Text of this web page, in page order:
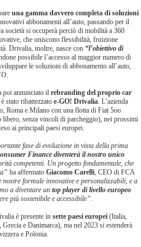
una gamma davvero completa di soluzioni
abbonamenti all’auto, passando per il
società si occuperà perciò di mobilità a 360
che uniscono flessibilità, fruizione
Drivalia, inoltre, nasce con “l’obiettivo di
possibile l’accesso al maggior numero di
le soluzioni di abbonamento all’auto,
annunciato il rebranding del proprio car
stato ribattezzato e-GO! Drivalia. L’azienda
Roma e Milano con una flotta di Fiat 5oo
senza vincoli di parcheggio), nei prossimi
ai principali paesi europei.
fase di evoluzione in vista della prima
Finance diventerà il nostro unico
competenti. Un progetto fondamentale, che
ha affermato Giacomo Carelli, CEO di FCA
nostre formule innovative e personalizzabili, e a
a diventare un top player di livello europeo
più sostenibile e accessibile”.
è presente in sette paesi europei (Italia,
e Danimarca), ma nel 2023 si estenderà
e Polonia.